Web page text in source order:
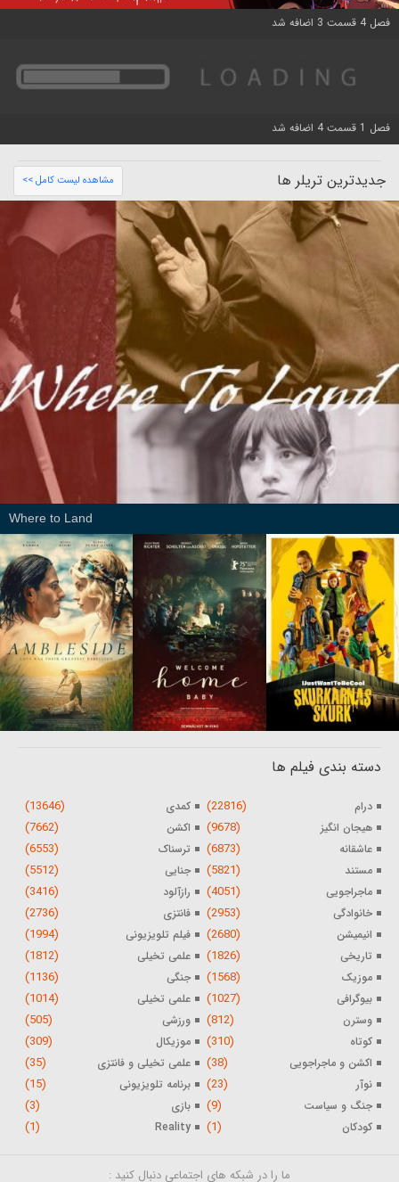
فصل 4 قسمت 3 اضافه شد
فصل 1 قسمت 4 اضافه شد
جدیدترین تریلر ها مشاهده لیست کامل >>
Where to Land
دسته بندی فیلم ها
درام (22816) کمدی (13646)
هیجان انگیز (9678) اکشن (7662)
عاشقانه (6873) ترسناک (6553)
مستند (5821) جنایی (5512)
ماجراجویی (4051) رازآلود (3416)
خانوادگی (2953) فانتزی (2736)
انیمیشن (2680) فیلم تلویزیونی (1994)
تاریخی (1826) علمی تخیلی (1812)
موزیک (1568) جنگی (1136)
بیوگرافی (1027) علمی تخیلی (1014)
وسترن (812) ورزشی (505)
کوتاه (310) موزیکال (309)
اکشن و ماجراجویی (38) علمی تخیلی و فانتزی (35)
نوآر (23) برنامه تلویزیونی (15)
جنگ و سیاست (9) بازی (3)
کودکان (1)
Reality
(1)
ما را در شبکه های اجتماعی دنبال کنید :